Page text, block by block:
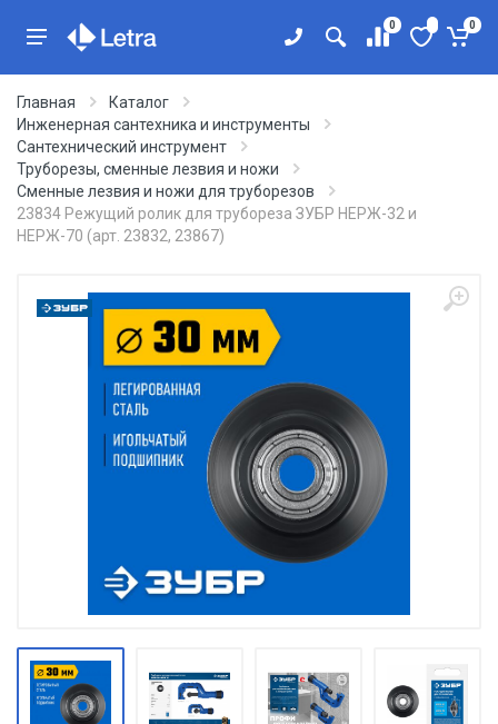
0 0
Главная
Каталог
Инженерная сантехника и инструменты
Сантехнический инструмент
Труборезы, сменные лезвия и ножи
Сменные лезвия и ножи для труборезов
23834 Режущий ролик для трубореза ЗУБР НЕРЖ-32 и
НЕРЖ-70 (арт. 23832, 23867)